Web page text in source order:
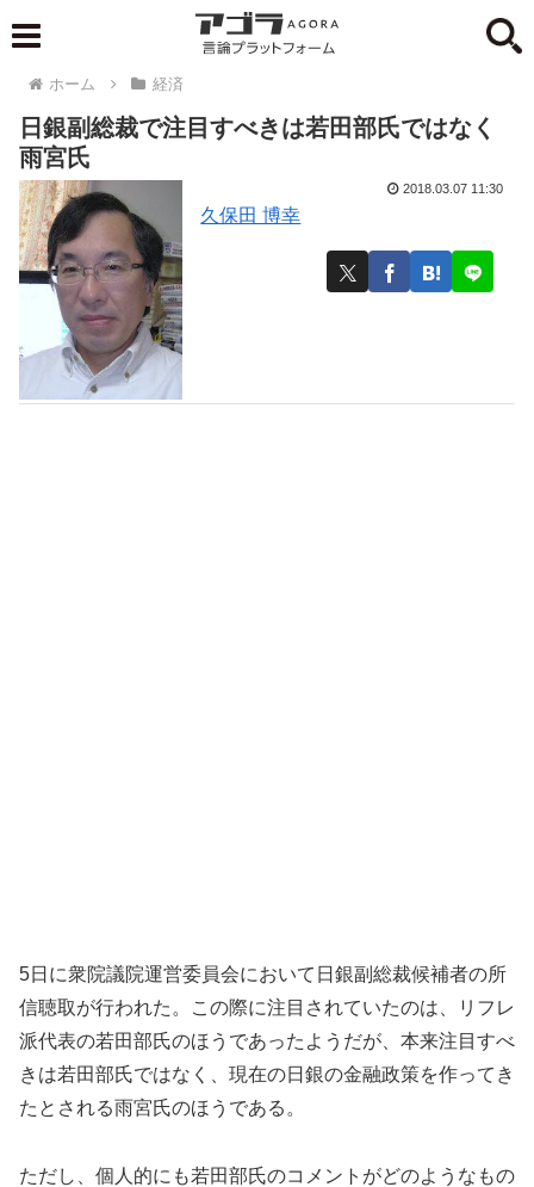
ホーム 経済
日銀副総裁で注目すべきは若田部氏ではなく
雨宮氏
久保田 博幸
2018.03.07 11:30
5日に衆院議院運営委員会において日銀副総裁候補者の所
信聴取が行われた。この際に注目されていたのは、リフレ
派代表の若田部氏のほうであったようだが、本来注目すべ
きは若田部氏ではなく、現在の日銀の金融政策を作ってき
たとされる雨宮氏のほうである。
ただし、個人的にも若田部氏のコメントがどのようなもの